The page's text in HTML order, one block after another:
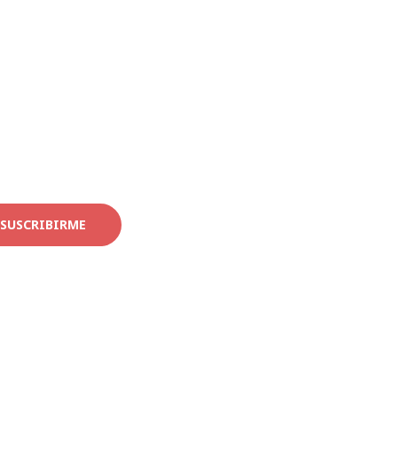
SUSCRIBIRME